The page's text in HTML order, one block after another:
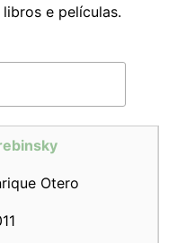
e películas.
Otero